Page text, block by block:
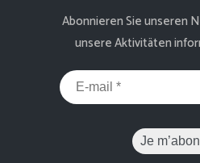
Abonnieren Sie unseren
unsere Aktivitäten